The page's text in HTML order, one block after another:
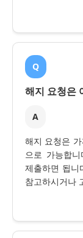
Q
해지 요청은
A
해지 요청은
으로 가능합
제출하면 됩니
참고하시거나